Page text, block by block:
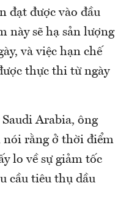
đạt được vào đầu
này sẽ hạ sản lượng
và việc hạn chế
thực thi từ ngày
Arabia, ông
nói rằng ở thời điểm
lo về sự giảm tốc
cầu tiêu thụ dầu